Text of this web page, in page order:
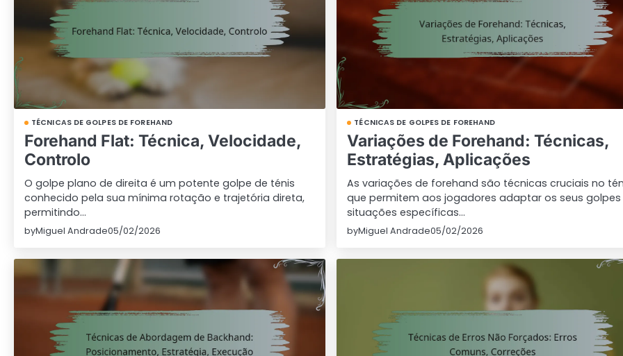
TÉCNICAS DE GOLPES DE FOREHAND
Forehand Flat: Técnica, Velocidade,
Controlo
O golpe plano de direita é um potente golpe de ténis
conhecido pela sua mínima rotação e trajetória direta,
permitindo…
byMiguel Andrade05/02/2026
TÉCNICAS DE GOLPES DE FOREHAND
Variações de Forehand: Técnicas,
Estratégias, Aplicações
As variações de forehand são técnicas cruciais no
que permitem aos jogadores adaptar os seus
situações específicas…
byMiguel Andrade05/02/2026